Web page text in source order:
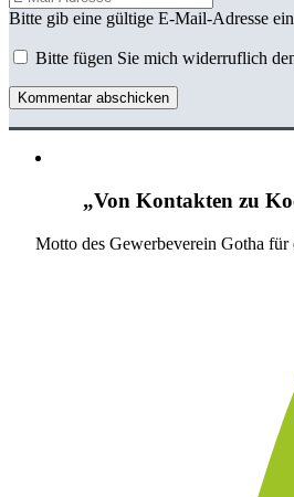
Bitte gib eine gültige E-Mail-Adresse
Bitte fügen Sie mich widerruflich
Kommentar abschicken
„Von Kontakten zu
Motto des Gewerbeverein Gotha für